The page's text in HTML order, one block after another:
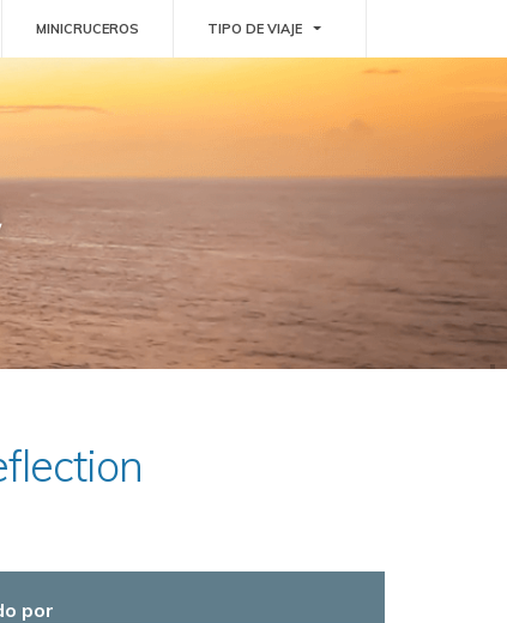
DROPDOWN
MINICRUCEROS TIPO DE VIAJE TOGGLE DROPDOWN
por